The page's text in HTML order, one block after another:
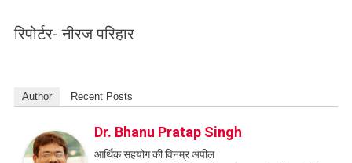
रिपोर्टर- नीरज परिहार
Author Recent Posts
Dr. Bhanu Pratap Singh
आर्थिक सहयोग की विनम्र अपील